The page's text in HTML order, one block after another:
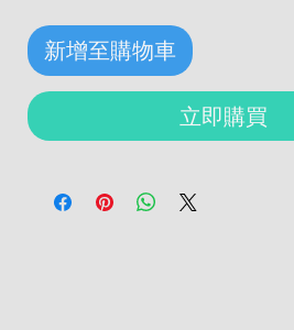
新增至購物車
立即購買